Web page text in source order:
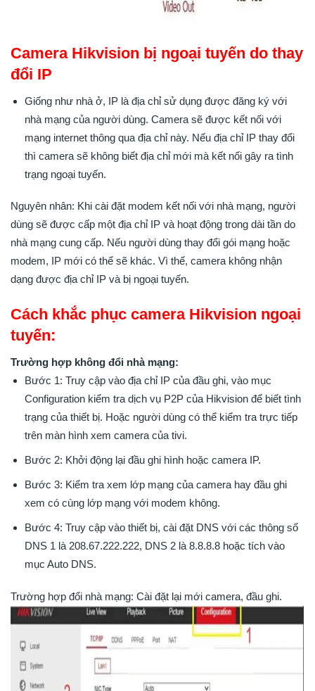
Camera Hikvision bị ngoại tuyến do thay
đổi IP
Giống như nhà ở, IP là địa chỉ sử dụng được đăng ký với
nhà mạng của người dùng. Camera sẽ được kết nối với
mạng internet thông qua địa chỉ này. Nếu địa chỉ IP thay đổi
thì camera sẽ không biết địa chỉ mới mà kết nối gây ra tình
trạng ngoại tuyến.
Nguyên nhân: Khi cài đặt modem kết nối với nhà mạng, người
dùng sẽ được cấp một địa chỉ IP và hoạt động trong dài tần do
nhà mạng cung cấp. Nếu người dùng thay đổi gói mạng hoặc
modem, IP mới có thể sẽ khác. Vì thế, camera không nhận
dạng được địa chỉ IP và bị ngoại tuyến.
Cách khắc phục camera Hikvision ngoại
tuyến:
Trường hợp không đổi nhà mạng:
Bước 1: Truy cập vào địa chỉ IP của đầu ghi, vào mục
Configuration kiểm tra dịch vụ P2P của Hikvision để biết tình
trạng của thiết bị. Hoặc người dùng có thể kiểm tra trực tiếp
trên màn hình xem camera của tivi.
Bước 2: Khởi động lại đầu ghi hình hoặc camera IP.
Bước 3: Kiểm tra xem lớp mạng của camera hay đầu ghi
xem có cùng lớp mạng với modem không.
Bước 4: Truy cập vào thiết bị, cài đặt DNS với các thông số
DNS 1 là 208.67.222.222, DNS 2 là 8.8.8.8 hoặc tích vào
mục Auto DNS.
Trường hợp đổi nhà mạng: Cài đặt lại mới camera, đầu ghi.